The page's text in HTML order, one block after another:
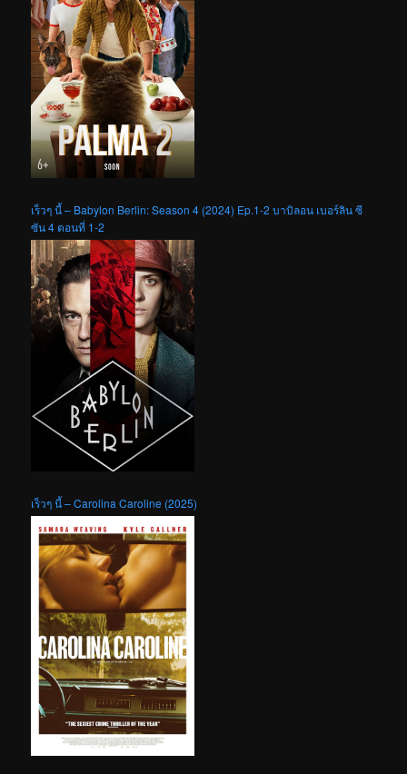
เร็วๆ นี้ – Babylon Berlin: Season 4 (2024) Ep.1-2 บาบิลอน เบอร์ลิน ซี
ซัน 4 ตอนที่ 1-2
เร็วๆ นี้ – Carolina Caroline (2025)